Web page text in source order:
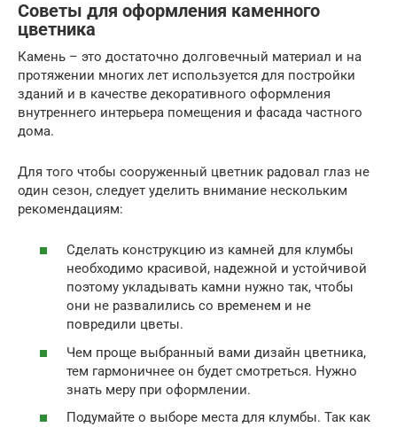
Советы для оформления каменного
цветника
Камень – это достаточно долговечный материал и на
протяжении многих лет используется для постройки
зданий и в качестве декоративного оформления
внутреннего интерьера помещения и фасада частного
дома.
Для того чтобы сооруженный цветник радовал глаз не
один сезон, следует уделить внимание нескольким
рекомендациям:
Сделать конструкцию из камней для клумбы
необходимо красивой, надежной и устойчивой
поэтому укладывать камни нужно так, чтобы
они не развалились со временем и не
повредили цветы.
Чем проще выбранный вами дизайн цветника,
тем гармоничнее он будет смотреться. Нужно
знать меру при оформлении.
Подумайте о выборе места для клумбы. Так как